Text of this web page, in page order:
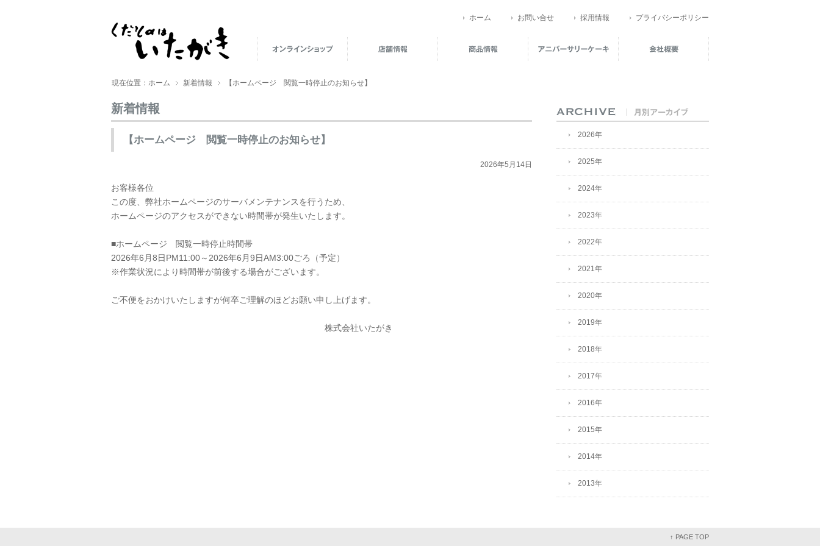
ホーム お問い合せ 採用情報 プライバシーポリシー
現在位置：ホーム 新着情報 【ホームページ 閲覧一時停止のお知らせ】
新着情報
【ホームページ 閲覧一時停止のお知らせ】
2026年5月14日
お客様各位
この度、弊社ホームページのサーバメンテナンスを行うため、
ホームページのアクセスができない時間帯が発生いたします。
■ホームページ 閲覧一時停止時間帯
2026年6月8日PM11:00～2026年6月9日AM3:00ごろ（予定）
※作業状況により時間帯が前後する場合がございます。
ご不便をおかけいたしますが何卒ご理解のほどお願い申し上げます。
株式会社いたがき
2026年
2025年
2024年
2023年
2022年
2021年
2020年
2019年
2018年
2017年
2016年
2015年
2014年
2013年
↑ PAGE TOP